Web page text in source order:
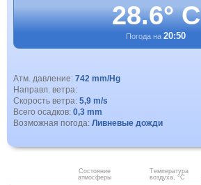
28.6° C
Погода на 20:50
Атм. давление: 742 mm/Hg
Направл. ветра:
Скорость ветра: 5,9 m/s
Всего осадков: 0,3 mm
Возможная погода: Ливневые дожди
Состояние
атмосферы
Температура
воздуха, °C